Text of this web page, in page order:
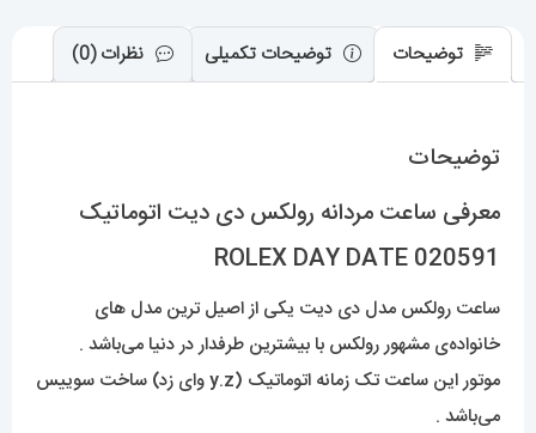
توضیحات توضیحات تکمیلی نظرات (0)
توضیحات
معرفی ساعت مردانه رولکس دی دیت اتوماتیک
020591 ROLEX DAY DATE
ساعت رولکس مدل دی دیت یکی از اصیل ترین مدل های
خانواده‌ی مشهور رولکس با بیشترین طرفدار در دنیا می‌باشد .
موتور این ساعت تک زمانه اتوماتیک (y.z وای زد) ساخت سوییس
می‌باشد .